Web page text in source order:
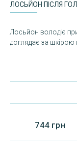
ЛОСЬЙОН ПІСЛЯ
Лосьйон володіє
доглядає за шкірою
744 грн